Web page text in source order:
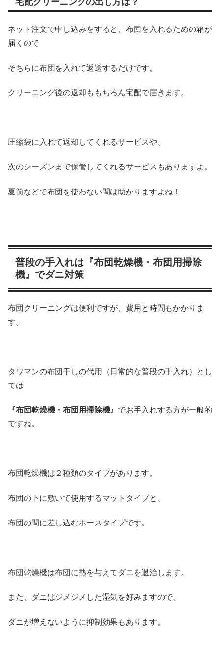
ネット注文で申し込みをすると、布団を入れるための箱が
届くので
そちらに布団を入れて返送するだけです。
クリーニング後の返却ももちろん宅配で届きます。
圧縮袋に入れて返却してくれるサービスや、
次のシーズンまで保管してくれるサービスもありますよ。
夏前などで布団を使わない間は助かりますよね！
普段の手入れは『布団乾燥機・布団用掃除
機』でダニ対策
布団クリーニングは便利ですが、費用と時間もかかりま
す。
タワマンの布団干しの代用（日常的な普段の手入れ）とし
ては
『布団乾燥機・布団用掃除機』 でお手入れする方が一般的
ですね。
布団乾燥機は２種類のタイプがあります。
布団の下に敷いて使用するマットタイプと、
布団の間に差し込むホースタイプです。
布団乾燥機は布団に熱を与えてダニを退治します。
また、ダニはジメジメした湿気を好みますので、
ダニが増えないように抑制効果もあります。